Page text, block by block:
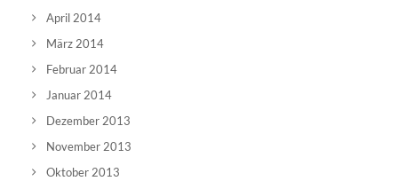
April 2014
März 2014
Februar 2014
Januar 2014
Dezember 2013
November 2013
Oktober 2013